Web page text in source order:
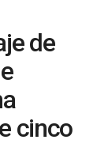
de
cinco